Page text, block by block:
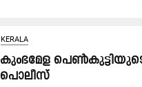
KERALA
കുംഭമേള പെൺകുട്ടിയുടെ
പൊലീസ്